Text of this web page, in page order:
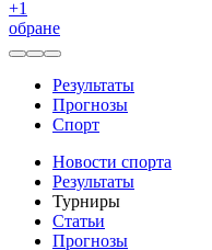
+1
обране
Результаты
Прогнозы
Спорт
Новости спорта
Результаты
Турниры
Статьи
Прогнозы